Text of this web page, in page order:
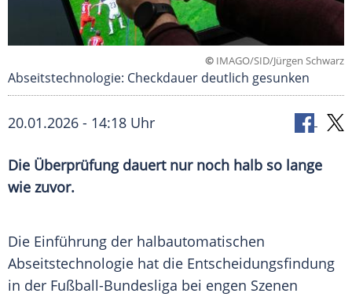
© IMAGO/SID/Jürgen Schwarz
Abseitstechnologie: Checkdauer deutlich gesunken
20.01.2026 - 14:18 Uhr
Die Überprüfung dauert nur noch halb so lange
wie zuvor.
Die Einführung der halbautomatischen
Abseitstechnologie hat die Entscheidungsfindung
in der Fußball-Bundesliga bei engen Szenen